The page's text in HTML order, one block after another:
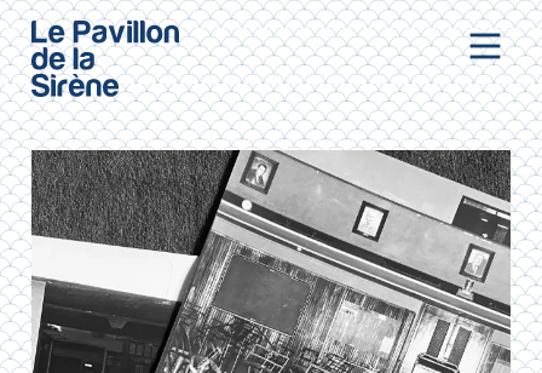
Aller au contenu principal